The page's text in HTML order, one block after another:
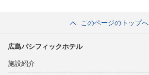
このページのトップへ
広島パシフィックホテル
施設紹介